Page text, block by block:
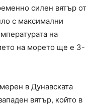
силен вятър от
с максимални
на
на морето ще е 3-
в Дунавската
вятър, който в